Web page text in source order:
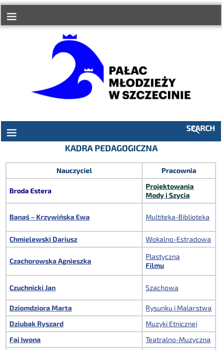
treści
SEARCH
KADRA PEDAGOGICZNA
Nauczyciel Pracownia
Broda Estera
Projektowania
Mody i Szycia
Banaś – Krzywińska Ewa Multiteka-Biblioteka
Chmielewski Dariusz Wokalno-Estradowa
Czachorowska Agnieszka
Plastyczna
Filmu
Czuchnicki Jan Szachowa
Dziomdziora Marta
Rysunku i Malarstwa
Dziubak Ryszard
Muzyki Etnicznej
Faj Iwona
Teatralno-Muzyczna